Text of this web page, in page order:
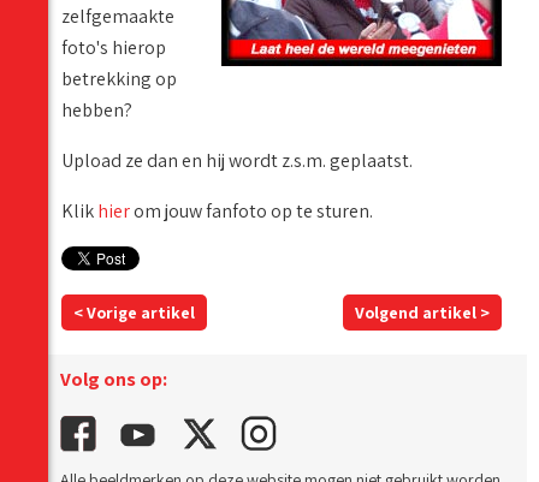
zelfgemaakte
foto's hierop
betrekking op
hebben?
Upload ze dan en hij wordt z.s.m. geplaatst.
Klikhierom jouw fanfoto op te sturen.
< Vorige artikel Volgend artikel >
Volg ons op: